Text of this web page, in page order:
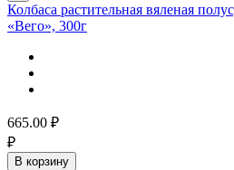
Колбаса растительная вяленая
«Вего», 300г
665.00 ₽
₽
В корзину